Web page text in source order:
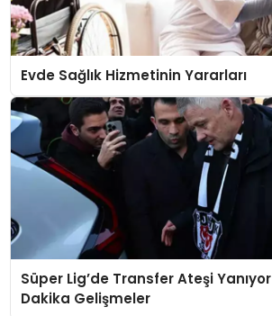
Evde Sağlık Hizmetinin Yararları
Süper Lig’de Transfer Ateşi
Dakika Gelişmeler